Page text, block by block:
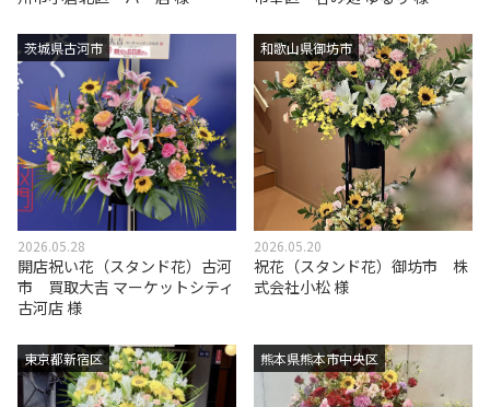
茨城県古河市
2026.05.28
開店祝い花（スタンド花）古河
市 買取大吉 マーケットシティ
古河店 様
和歌山県御坊市
2026.05.20
祝花（スタンド花）御坊市 株
式会社小松 様
東京都新宿区 熊本県熊本市中央区